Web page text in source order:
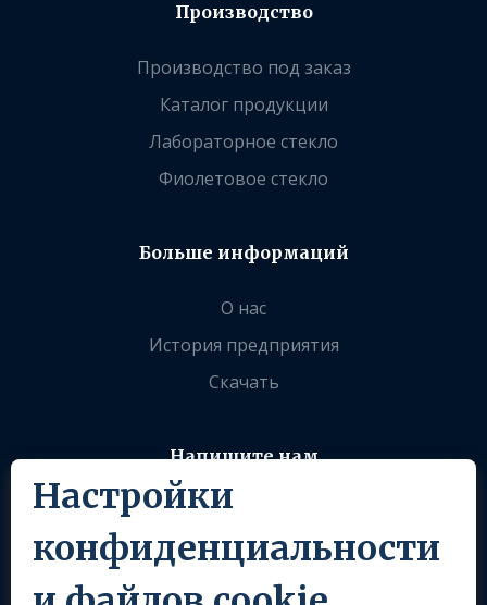
Производство
Производство под заказ
Каталог продукции
Лабораторное стекло
Фиолетовое стекло
Больше информаций
О нас
История предприятия
Скачать
Напишите нам
info@sklomoravia.com
Следуйте за нами
Настройки
конфиденциальности